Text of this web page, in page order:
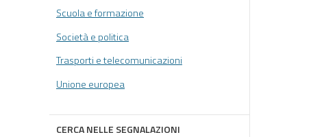
Scuola e formazione
Società e politica
Trasporti e telecomunicazioni
Unione europea
CERCA NELLE SEGNALAZIONI